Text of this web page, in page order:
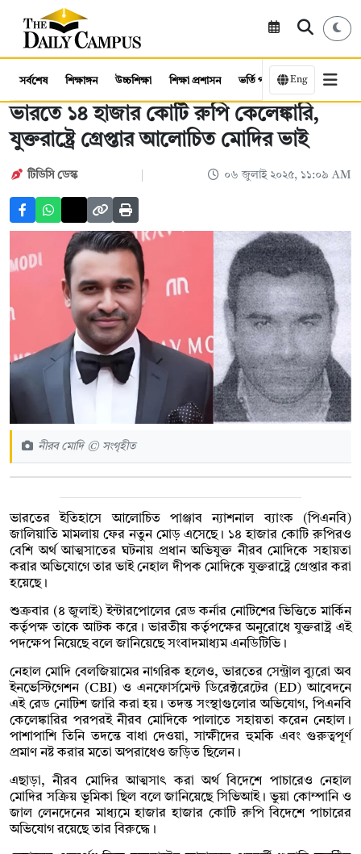
সর্বশেষ শিক্ষাঙ্গন উচ্চশিক্ষা শিক্ষা প্রশাসন ভর্তি পরীক্ষা কর্মসংস্থান
Eng
ভারতে ১৪ হাজার কোটি রুপি কেলেঙ্কারি,
যুক্তরাষ্ট্রে গ্রেপ্তার আলোচিত মোদির ভাই
টিডিসি ডেস্ক ০৬ জুলাই ২০২৫, ১১:০৯ AM
নীরব মোদি © সংগৃহীত
ভারতের ইতিহাসে আলোচিত পাঞ্জাব ন্যাশনাল ব্যাংক (পিএনবি)
জালিয়াতি মামলায় ফের নতুন মোড় এসেছে। ১৪ হাজার কোটি রুপিরও
বেশি অর্থ আত্মসাতের ঘটনায় প্রধান অভিযুক্ত নীরব মোদিকে সহায়তা
করার অভিযোগে তার ভাই নেহাল দীপক মোদিকে যুক্তরাষ্ট্রে গ্রেপ্তার করা
হয়েছে।
শুক্রবার (৪ জুলাই) ইন্টারপোলের রেড কর্নার নোটিশের ভিত্তিতে মার্কিন
কর্তৃপক্ষ তাকে আটক করে। ভারতীয় কর্তৃপক্ষের অনুরোধে যুক্তরাষ্ট্র এই
পদক্ষেপ নিয়েছে বলে জানিয়েছে সংবাদমাধ্যম এনডিটিভি।
নেহাল মোদি বেলজিয়ামের নাগরিক হলেও, ভারতের সেন্ট্রাল ব্যুরো অব
ইনভেস্টিগেশন (CBI) ও এনফোর্সমেন্ট ডিরেক্টরেটের (ED) আবেদনে
এই রেড নোটিশ জারি করা হয়। তদন্ত সংস্থাগুলোর অভিযোগ, পিএনবি
কেলেঙ্কারির পরপরই নীরব মোদিকে পালাতে সহায়তা করেন নেহাল।
পাশাপাশি তিনি তদন্তে বাধা দেওয়া, সাক্ষীদের হুমকি এবং গুরুত্বপূর্ণ
প্রমাণ নষ্ট করার মতো অপরাধেও জড়িত ছিলেন।
এছাড়া, নীরব মোদির আত্মসাৎ করা অর্থ বিদেশে পাচারেও নেহাল
মোদির সক্রিয় ভূমিকা ছিল বলে জানিয়েছে সিভিআই। ভুয়া কোম্পানি ও
জাল লেনদেনের মাধ্যমে হাজার হাজার কোটি রুপি বিদেশে পাচারের
অভিযোগ রয়েছে তার বিরুদ্ধে।